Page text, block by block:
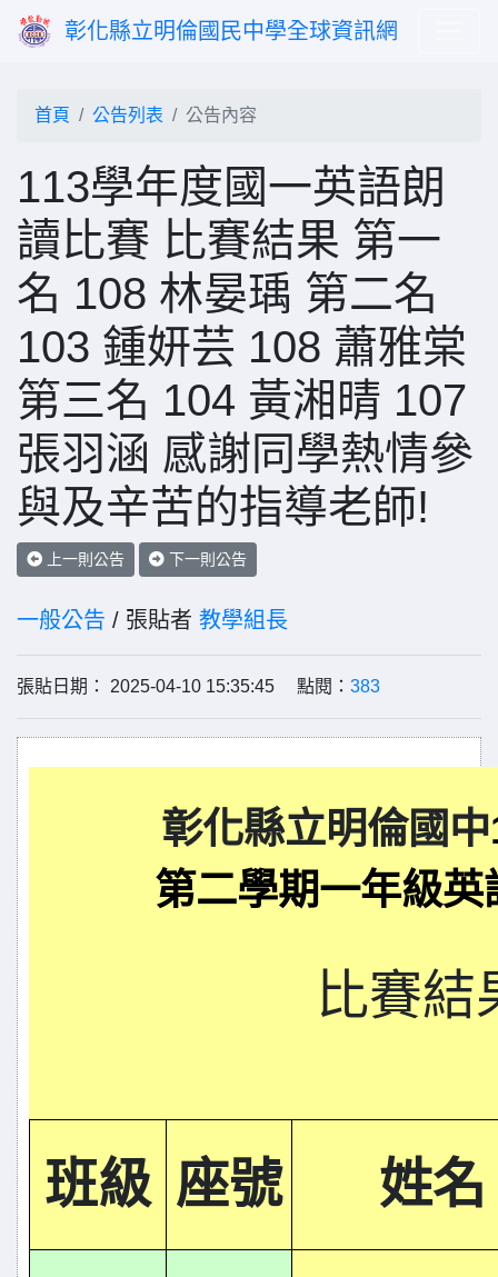
彰化縣立明倫國民中學全球資訊網
首頁 公告列表 公告內容
113學年度國一英語朗
讀比賽 比賽結果 第一
名 108 林晏瑀 第二名
103 鍾妍芸 108 蕭雅棠
第三名 104 黃湘晴 107
張羽涵 感謝同學熱情參
與及辛苦的指導老師!
上一則公告 下一則公告
一般公告 / 張貼者 教學組長
張貼日期： 2025-04-10 15:35:45 點閱： 383
彰化縣立明倫國中
第二學期一年級英
比賽結
班級 座號 姓名